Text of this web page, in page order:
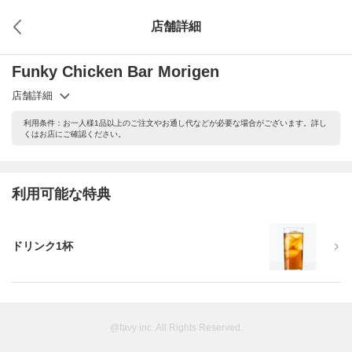
店舗詳細
Funky Chicken Bar Morigen
店舗詳細
利用条件：お一人様1品以上のご注文やお通し代などが必要な場合がございます。詳し
くはお店にご確認ください。
利用可能な特典
ドリンク1杯
@favy inc. All Rights Reserved.